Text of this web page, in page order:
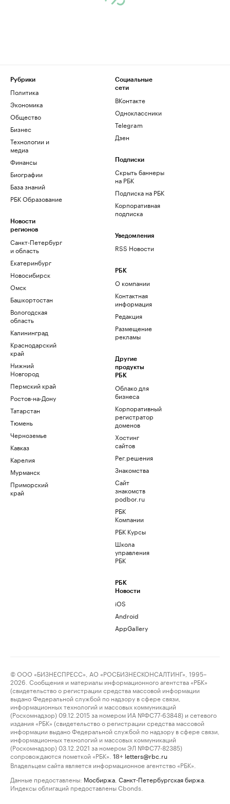
Рубрики
Политика
Экономика
Общество
Бизнес
Технологии и
медиа
Финансы
Биографии
База знаний
РБК Образование
Новости
регионов
Санкт-Петербург
и область
Екатеринбург
Новосибирск
Омск
Башкортостан
Вологодская
область
Калининград
Краснодарский
край
Нижний
Новгород
Пермский край
Ростов-на-Дону
Татарстан
Тюмень
Черноземье
Кавказ
Карелия
Мурманск
Приморский
край
Социальные
сети
ВКонтакте
Одноклассники
Telegram
Дзен
Подписки
Скрыть баннеры
на РБК
Подписка на РБК
Корпоративная
подписка
Уведомления
RSS Новости
РБК
О компании
Контактная
информация
Редакция
Размещение
рекламы
Другие
продукты
РБК
Облако для
бизнеса
Корпоративный
регистратор
доменов
Хостинг
сайтов
Рег.решения
Знакомства
Сайт
знакомств
podbor.ru
РБК
Компании
РБК Курсы
Школа
управления
РБК
РБК
Новости
iOS
Android
AppGallery
© ООО «БИЗНЕСПРЕСС», АО «РОСБИЗНЕСКОНСАЛТИНГ», 1995–
2026. Сообщения и материалы информационного агентства «РБК»
(свидетельство о регистрации средства массовой информации
выдано Федеральной службой по надзору в сфере связи,
информационных технологий и массовых коммуникаций
(Роскомнадзор) 09.12.2015 за номером ИА №ФС77-63848) и сетевого
издания «РБК» (свидетельство о регистрации средства массовой
информации выдано Федеральной службой по надзору в сфере связи,
информационных технологий и массовых коммуникаций
(Роскомнадзор) 03.12.2021 за номером ЭЛ №ФС77-82385)
сопровождаются пометкой «РБК».
18+ letters@rbc.ru
Владельцем сайта является информационное агентство «РБК».
Данные предоставлены: Мосбиржа Санкт-Петербургская биржа
Индексы облигаций предоставлены Cbonds.